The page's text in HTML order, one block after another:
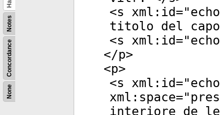
None
Concordance
Notes
<s xml:id="
titolo del
<s xml:id="
</p>
<p>
<s xml:id="
xml:space="
interiore de